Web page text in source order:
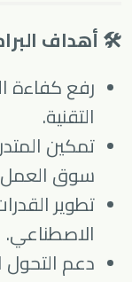
🛠 أهداف
رفع كفاءة
التقنية.
تمكين
سوق
تطوير
الاصطناعي.
دعم التحول